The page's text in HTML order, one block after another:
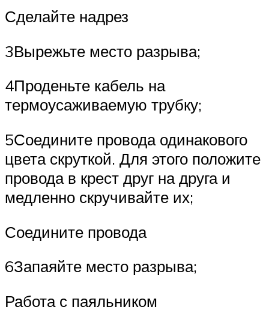
Сделайте надрез
3Вырежьте место разрыва;
4Проденьте кабель на
термоусаживаемую трубку;
5Соедините провода одинакового
цвета скруткой. Для этого положите
провода в крест друг на друга и
медленно скручивайте их;
Соедините провода
6Запаяйте место разрыва;
Работа с паяльником